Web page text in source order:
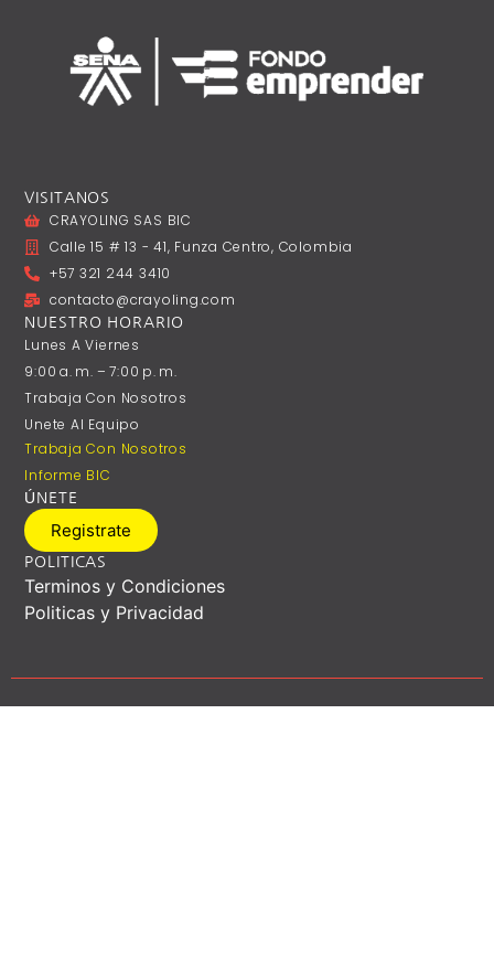
VISITANOS
CRAYOLING SAS BIC
Calle 15 # 13 - 41, Funza Centro, Colombia
+57 321 244 3410
contacto@crayoling.com
NUESTRO HORARIO
Lunes A ‎Viernes
9:00 A. M. – 7:00 P. M.
Trabaja Con Nosotros
Unete Al Equipo
Trabaja Con Nosotros
Informe BIC
ÚNETE
Registrate
POLITICAS
Terminos y Condiciones
Politicas y Privacidad